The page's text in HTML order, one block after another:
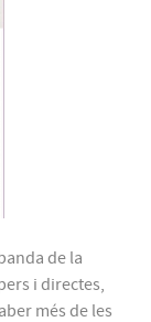
de la
i directes,
més de les